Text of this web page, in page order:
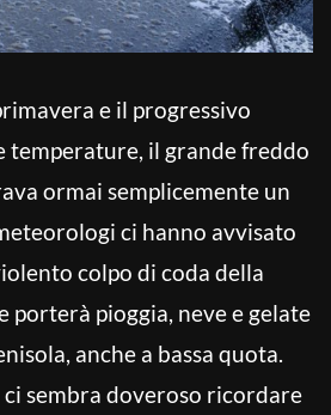
e il progressivo
temperature, il grande freddo
ormai semplicemente un
ci hanno avvisato
colpo di coda della
porterà pioggia, neve e gelate
anche a bassa quota.
sembra doveroso ricordare